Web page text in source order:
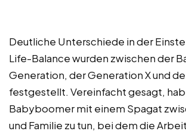
Deutliche Unterschiede in der
Life-Balance wurden zwischen der
Generation, der Generation X und
festgestellt. Vereinfacht gesagt,
Babyboomer mit einem Spagat
und Familie zu tun, bei dem die